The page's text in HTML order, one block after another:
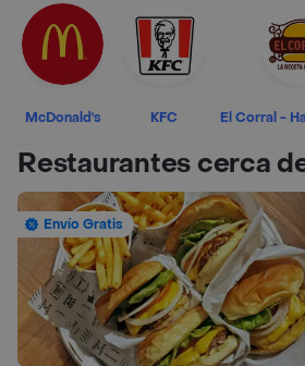
McDonald's KFC El Corral -
Restaurantes cerca
Envío Gratis